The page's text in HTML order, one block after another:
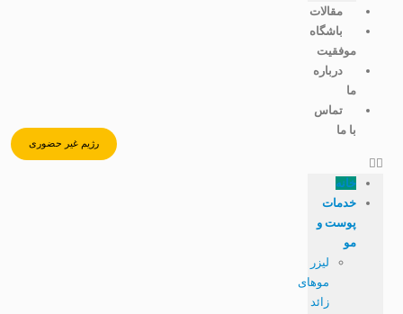
مقالات
باشگاه
موفقیت
درباره
ما
تماس
با ما
خانه
خدمات
پوست و
مو
لیزر
موهای
زائد
رژیم غیر حضوری